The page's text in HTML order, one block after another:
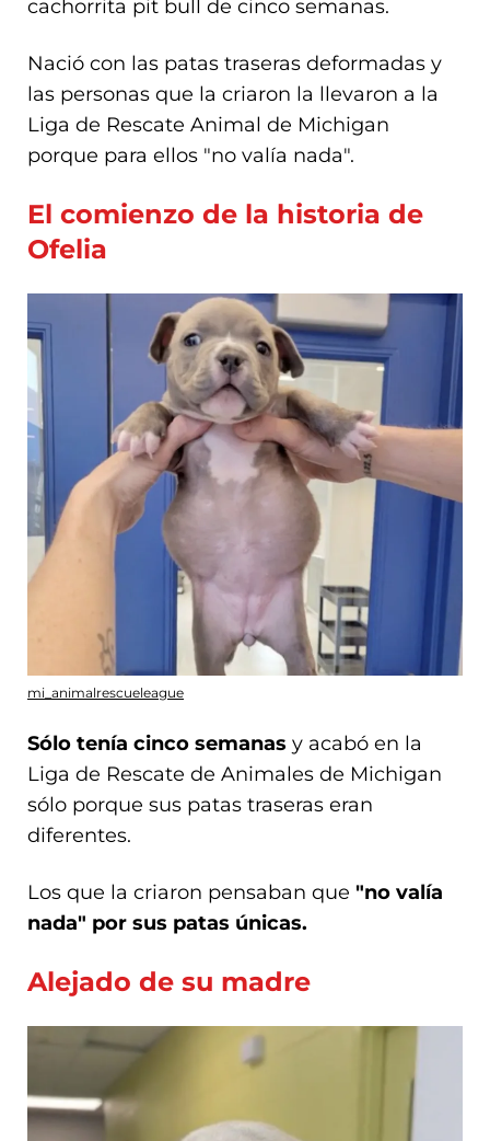
cachorrita pit bull de cinco semanas.
Nació con las patas traseras deformadas y
las personas que la criaron la llevaron a la
Liga de Rescate Animal de Michigan
porque para ellos "no valía nada".
El comienzo de la historia de
Ofelia
mi_animalrescueleague
Sólo tenía cinco semanas y acabó en la
Liga de Rescate de Animales de Michigan
sólo porque sus patas traseras eran
diferentes.
Los que la criaron pensaban que "no valía
nada" por sus patas únicas.
Alejado de su madre